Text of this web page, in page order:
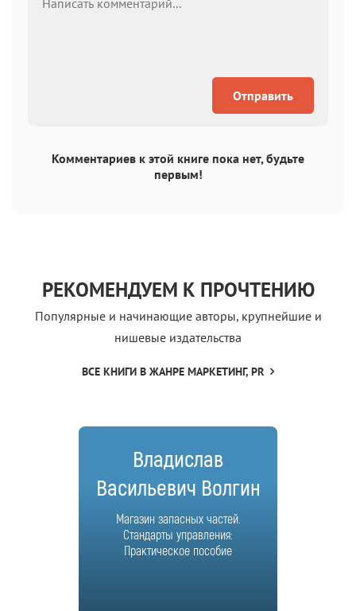
Отправить
Комментариев к этой книге пока нет, будьте
первым!
РЕКОМЕНДУЕМ К ПРОЧТЕНИЮ
Популярные и начинающие авторы, крупнейшие и
нишевые издательства
ВСЕ КНИГИ В ЖАНРЕ МАРКЕТИНГ, PR
Владислав
Васильевич Волгин
Магазин запасных частей.
Стандарты управления:
Практическое пособие